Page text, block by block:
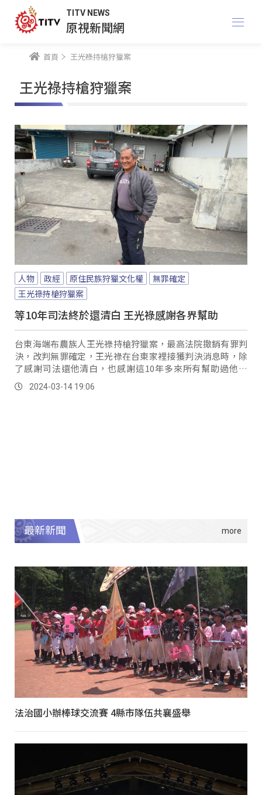
TITV NEWS
原視新聞網
首頁 王光祿持槍狩獵案
王光祿持槍狩獵案
人物 政經 原住民族狩獵文化權
無罪確定
王光祿持槍狩獵案
等10年司法終於還清白 王光祿感謝各界幫助
台東海端布農族人王光祿持槍狩獵案，最高法院撤銷有罪判
決，改判無罪確定，王光祿在台東家裡接獲判決消息時，除
了感謝司法還他清白，也感謝這10年多來所有幫助過他的
人。2024-03-14 19:06
最新新聞
法治國小辦棒球交流賽 4縣市隊伍共襄盛舉